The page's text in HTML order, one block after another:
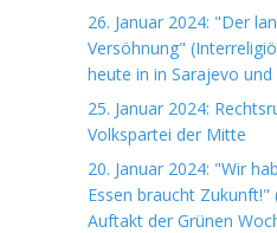
26. Januar 2024: "Der
Versöhnung"
heute in in Sarajevo und
25. Januar 2024:
Volkspartei der Mitte
20. Januar 2024: "Wir
Essen braucht
Auftakt der Grünen